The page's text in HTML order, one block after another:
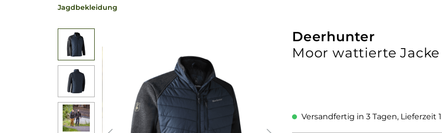
Jagdbekleidung
Bildergalerie überspringen
Deerhunter
Moor wattierte
Versandfertig in 3 Tagen, Lieferzeit